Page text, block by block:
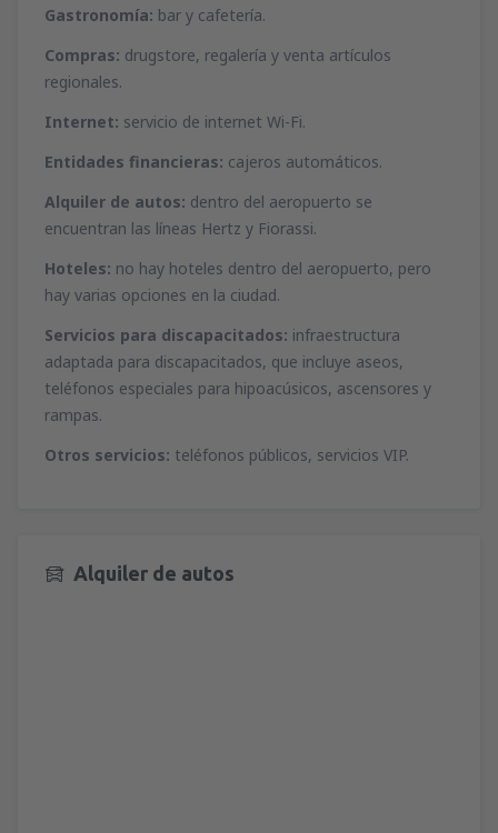
Gastronomía: bar y cafetería.
Compras: drugstore, regalería y venta artículos
regionales.
Internet: servicio de internet Wi-Fi.
Entidades financieras: cajeros automáticos.
Alquiler de autos: dentro del aeropuerto se
encuentran las líneas Hertz y Fiorassi.
Hoteles: no hay hoteles dentro del aeropuerto, pero
hay varias opciones en la ciudad.
Servicios para discapacitados: infraestructura
adaptada para discapacitados, que incluye aseos,
teléfonos especiales para hipoacúsicos, ascensores y
rampas.
Otros servicios: teléfonos públicos, servicios VIP.
Alquiler de autos